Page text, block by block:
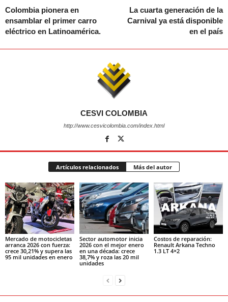
Colombia pionera en
ensamblar el primer carro
eléctrico en Latinoamérica.
La cuarta generación de la
Carnival ya está disponible
en el país
CESVI COLOMBIA
http://www.cesvicolombia.com/index.html
Artículos relacionados Más del autor
Mercado de motocicletas
arranca 2026 con fuerza:
crece 30,21% y supera las
95 mil unidades en enero
Sector automotor inicia
2026 con el mejor enero
en una década: crece
38,7% y roza las 20 mil
unidades
Costos de reparación:
Renault Arkana Techno
1.3 LT 4×2